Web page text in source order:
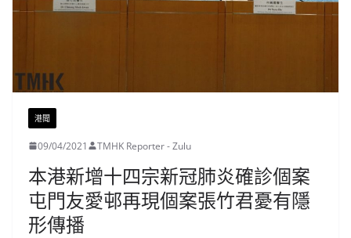
港聞
09/04/2021 TMHK Reporter - Zulu
本港新增十四宗新冠肺炎確診個案
屯門友愛邨再現個案張竹君憂有隱
形傳播